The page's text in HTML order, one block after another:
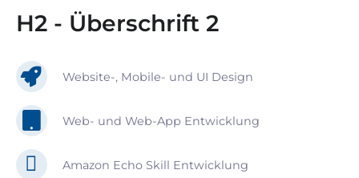
H2 - Überschrift 2
Website-, Mobile- und UI Design
Web- und Web-App Entwicklung
Amazon Echo Skill Entwicklung